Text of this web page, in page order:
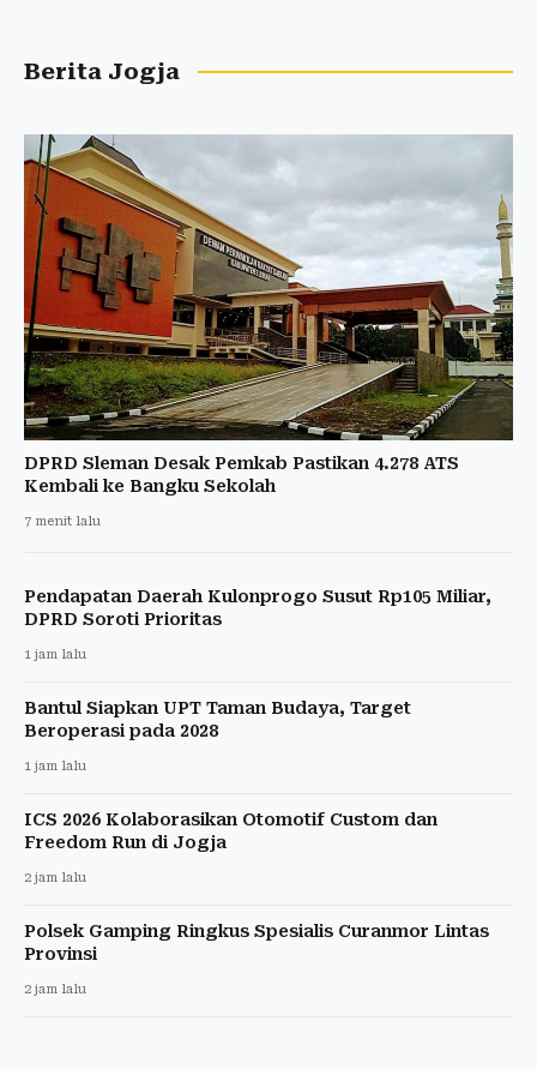
Berita Jogja
DPRD Sleman Desak Pemkab Pastikan 4.278 ATS
Kembali ke Bangku Sekolah
7 menit lalu
Pendapatan Daerah Kulonprogo Susut Rp105 Miliar,
DPRD Soroti Prioritas
1 jam lalu
Bantul Siapkan UPT Taman Budaya, Target
Beroperasi pada 2028
1 jam lalu
ICS 2026 Kolaborasikan Otomotif Custom dan
Freedom Run di Jogja
2 jam lalu
Polsek Gamping Ringkus Spesialis Curanmor Lintas
Provinsi
2 jam lalu